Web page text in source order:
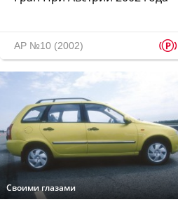
АР №10 (2002) p
Своими глазами